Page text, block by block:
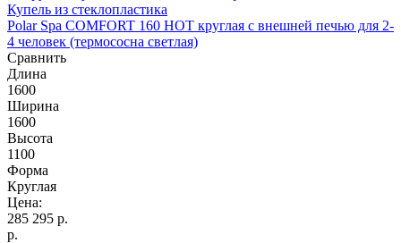
Купель из стеклопластика
Polar Spa COMFORT 160 HOT круглая с внешней печью для 2-
4 человек (термососна светлая)
Сравнить
Длина
1600
Ширина
1600
Высота
1100
Форма
Круглая
Цена:
285 295 р.
р.